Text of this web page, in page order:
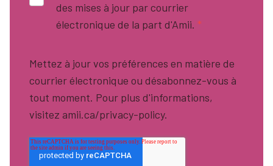
des mises à jour par courrier
électronique de la part d'Amii. *
Mettez à jour vos préférences en matière de
courrier électronique ou désabonnez-vous à
tout moment. Pour plus d'informations,
visitez amii.ca/privacy-policy.